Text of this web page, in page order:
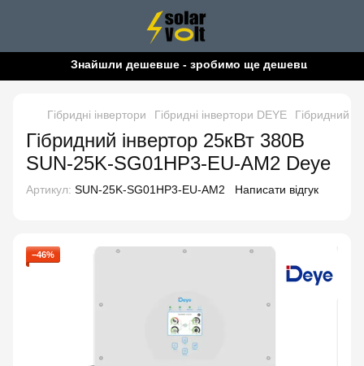
Знайшли дешевше - зробимо ще дешевше!
Гібридні інвертори Гібридні інвертори DEYE Гібридний
Гібридний інвертор 25кВт 380В
SUN-25K-SG01HP3-EU-AM2 Deye
Артикул: SUN-25K-SG01HP3-EU-AM2 Написати відгук
−46%